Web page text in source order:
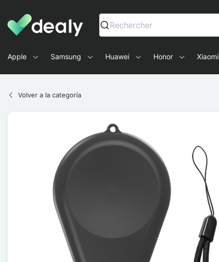
Dealy - Fundas y accesorios para smartphones y tablets
Rechercher
Apple Samsung Huawei Honor Xiaomi
Volver a la categoría